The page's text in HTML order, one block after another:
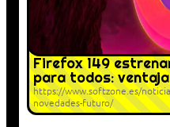
Firefox 149
para todos:
https://www.softzone.es/
novedades-futuro/